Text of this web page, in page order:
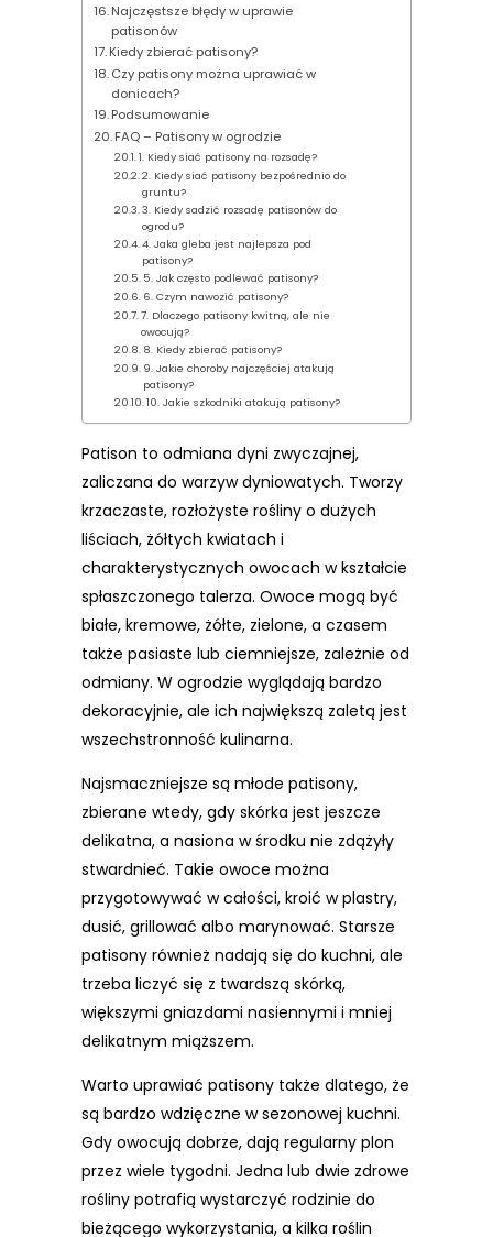
Najczęstsze błędy w uprawie
patisonów
Kiedy zbierać patisony?
Czy patisony można uprawiać w
donicach?
Podsumowanie
FAQ – Patisony w ogrodzie
1. Kiedy siać patisony na rozsadę?
2. Kiedy siać patisony bezpośrednio do
gruntu?
3. Kiedy sadzić rozsadę patisonów do
ogrodu?
4. Jaka gleba jest najlepsza pod
patisony?
5. Jak często podlewać patisony?
6. Czym nawozić patisony?
7. Dlaczego patisony kwitną, ale nie
owocują?
8. Kiedy zbierać patisony?
9. Jakie choroby najczęściej atakują
patisony?
10. Jakie szkodniki atakują patisony?
Patison to odmiana dyni zwyczajnej,
zaliczana do warzyw dyniowatych. Tworzy
krzaczaste, rozłożyste rośliny o dużych
liściach, żółtych kwiatach i
charakterystycznych owocach w kształcie
spłaszczonego talerza. Owoce mogą być
białe, kremowe, żółte, zielone, a czasem
także pasiaste lub ciemniejsze, zależnie od
odmiany. W ogrodzie wyglądają bardzo
dekoracyjnie, ale ich największą zaletą jest
wszechstronność kulinarna.
Najsmaczniejsze są młode patisony,
zbierane wtedy, gdy skórka jest jeszcze
delikatna, a nasiona w środku nie zdążyły
stwardnieć. Takie owoce można
przygotowywać w całości, kroić w plastry,
dusić, grillować albo marynować. Starsze
patisony również nadają się do kuchni, ale
trzeba liczyć się z twardszą skórką,
większymi gniazdami nasiennymi i mniej
delikatnym miąższem.
Warto uprawiać patisony także dlatego, że
są bardzo wdzięczne w sezonowej kuchni.
Gdy owocują dobrze, dają regularny plon
przez wiele tygodni. Jedna lub dwie zdrowe
rośliny potrafią wystarczyć rodzinie do
bieżącego wykorzystania, a kilka roślin